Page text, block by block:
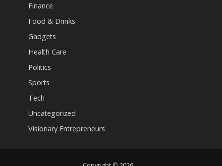
Finance
Food & Drinks
Gadgets
Health Care
Politics
Sports
Tech
Uncategorized
Visionary Entrepreneurs